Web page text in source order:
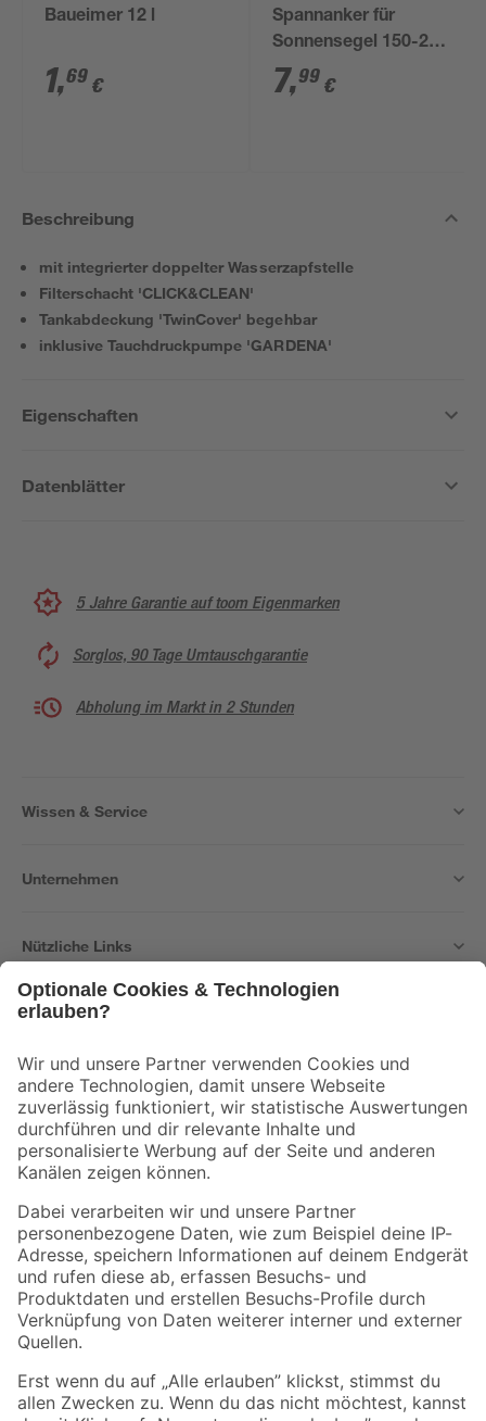
Baueimer 12 l
1,69 €
Spannanker für
Sonnensegel 150-218
mm
7,99 €
Beschreibung
mit integrierter doppelter Wasserzapfstelle
Filterschacht 'CLICK&CLEAN'
Tankabdeckung 'TwinCover' begehbar
inklusive Tauchdruckpumpe 'GARDENA'
Eigenschaften
Datenblätter
5 Jahre Garantie auf toom Eigenmarken
Sorglos, 90 Tage Umtauschgarantie
Abholung im Markt in 2 Stunden
Wissen & Service
Unternehmen
Nützliche Links
Der toom Newsletter: Keine Angebote und Aktionen mehr verpassen!
Zur Newsletter Anmeldung
Folge uns
Zahlungsarten Versandarten
Sicher einkaufen